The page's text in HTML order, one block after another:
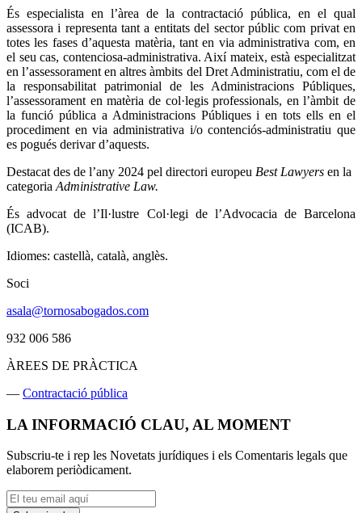
És especialista en l’àrea de la contractació pública, en el qual
assessora i representa tant a entitats del sector públic com privat en
totes les fases d’aquesta matèria, tant en via administrativa com, en
el seu cas, contenciosa-administrativa. Així mateix, està especialitzat
en l’assessorament en altres àmbits del Dret Administratiu, com el de
la responsabilitat patrimonial de les Administracions Públiques,
l’assessorament en matèria de col·legis professionals, en l’àmbit de
la funció pública a Administracions Públiques i en tots ells en el
procediment en via administrativa i/o contenciós-administratiu que
es pogués derivar d’aquests.
Destacat des de l’any 2024 pel directori europeu Best Lawyers en la
categoria Administrative Law.
És advocat de l’Il·lustre Col·legi de l’Advocacia de Barcelona
(ICAB).
Idiomes: castellà, català, anglès.
Soci
asala@tornosabogados.com
932 006 586
ÀREES DE PRÀCTICA
— Contractació pública
LA INFORMACIÓ CLAU, AL MOMENT
Subscriu-te i rep les Novetats jurídiques i els Comentaris legals que
elaborem periòdicament.